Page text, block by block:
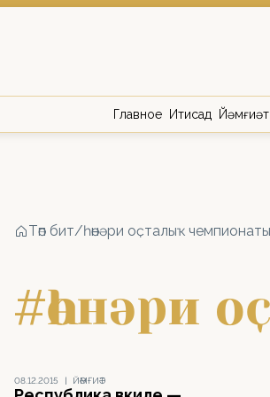
Главное Иҡтисад Йәмғиәт
Төп бит/һөнәри оҫталыҡ чемпионаты
#һөнәри
08.12.2015 | ЙӘМҒИӘТ